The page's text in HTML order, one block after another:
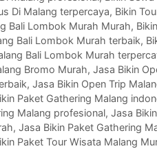
Di Malang terpercaya, Bikin
Bali Lombok Murah Murah,
Bali Lombok Murah terbaik,
Bali Lombok Murah
Bromo Murah, Jasa Bikin
, Jasa Bikin Open Trip
Paket Gathering Malang
Malang profesional, Jasa
, Jasa Bikin Paket Gathering
Paket Tour Wisata Malang